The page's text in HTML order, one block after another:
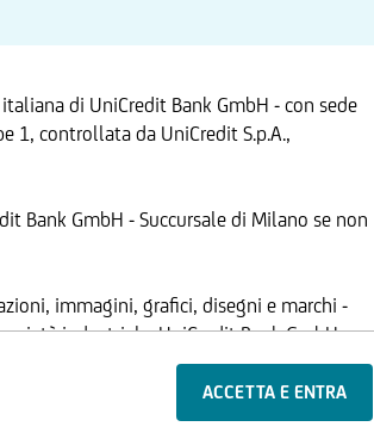
di UniCredit Bank GmbH - con sede
1, controllata da UniCredit S.p.A.,
Bank GmbH - Succursale di Milano se non
immagini, grafici, disegni e marchi -
industriale. UniCredit Bank GmbH -
a propria discrezione, i contenuti e le